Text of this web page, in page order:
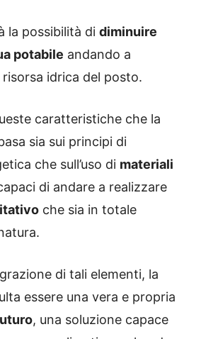
la possibilità di diminuire
potabile andando a
idrica del posto.
caratteristiche che la
sia sui principi di
che sull’uso di materiali
di andare a realizzare
che sia in totale
di tali elementi, la
essere una vera e propria
, una soluzione capace